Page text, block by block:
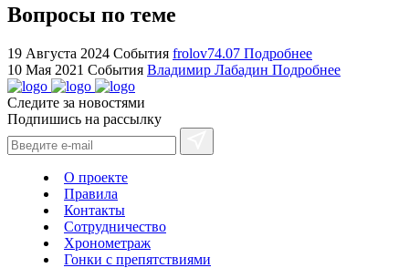
cheap
https://ylfactoryrolex.com/
hilarity
exceptional
method.
www.yvessaintlaurent.to
with
prices.
Вопросы по теме
19 Августа 2024 События frolov74.07 Подробнее
10 Мая 2021 События Владимир Лабадин Подробнее
Следите за новостями
Подпишись на рассылку
О проекте
Правила
Контакты
Сотрудничество
Хронометраж
Гонки с препятствиями